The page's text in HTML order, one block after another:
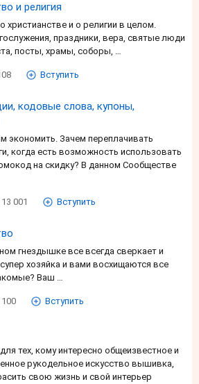
и религия
христианстве и о религии в целом.
праздники, вера, святые люди
посты, храмы, соборы, …
Вступить
кодовые слова, купоны,
экономить. Зачем переплачивать
когда есть возможность использовать
на скидку? В данном Сообществе
13 001 Вступить
гнездышке все всегда сверкает и
хозяйка и вами восхищаются все
Ваш …
100 Вступить
тех, кому интересно общеизвестное и
рукодельное искусство вышивка,
свою жизнь и свой интерьер